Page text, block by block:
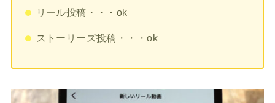
リール投稿・・・ok
ストーリーズ投稿・・・ok